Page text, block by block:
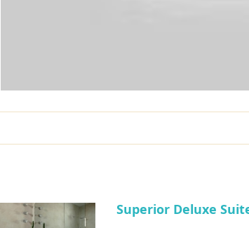
Superior Deluxe